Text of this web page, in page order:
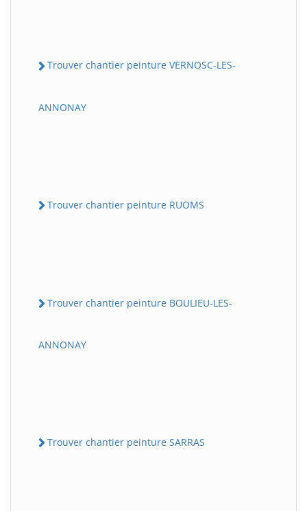
Trouver chantier peinture VERNOSC-LES-
ANNONAY
Trouver chantier peinture RUOMS
Trouver chantier peinture BOULIEU-LES-
ANNONAY
Trouver chantier peinture SARRAS